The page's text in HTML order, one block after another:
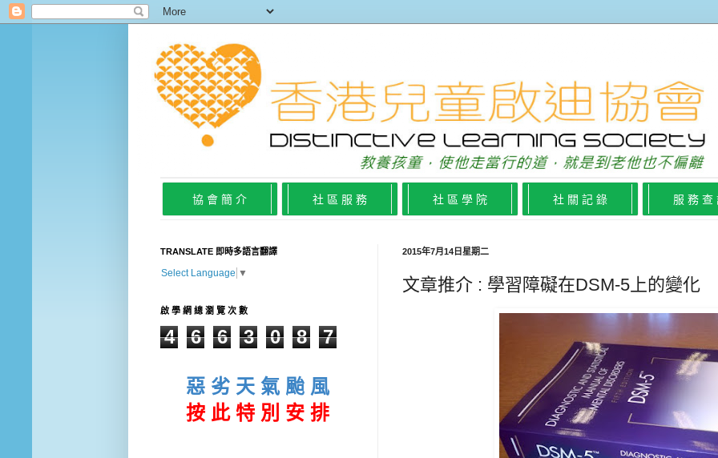
協 會 簡 介 社 區 服 務 社 區 學 院 社 關 記 錄 服 務 查
2015年7月14日星期二
文章推介 : 學習障礙在DSM-5上的變化
TRANSLATE 即時多語言翻譯
Select Language ▼
啟 學 網 總 瀏 覽 次 數
4 6 6 3 0 8 7
惡 劣 天 氣 颱 風
按 此 特 別 安 排